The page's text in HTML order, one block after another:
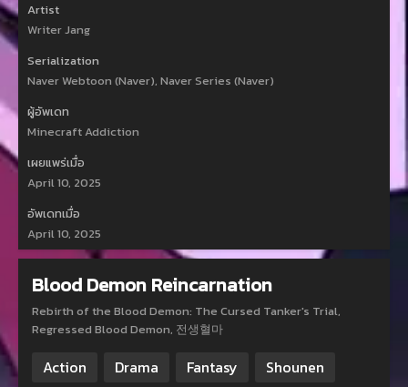
Artist
Writer Jang
Serialization
Naver Webtoon (Naver), Naver Series (Naver)
ผู้อัพเดท
Minecraft Addiction
เผยแพร่เมื่อ
April 10, 2025
อัพเดทเมื่อ
April 10, 2025
Blood Demon Reincarnation
Rebirth of the Blood Demon: The Cursed Tanker's Trial,
Regressed Blood Demon, 전생혈마
Action Drama Fantasy Shounen